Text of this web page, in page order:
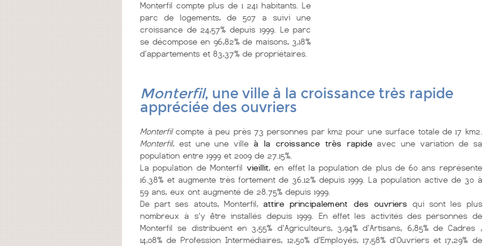
Monterfil compte plus de 1 241 habitants. Le
parc de logements, de 507 a suivi une
croissance de 24,57% depuis 1999. Le parc
se décompose en 96,82% de maisons, 3,18%
d'appartements et 83,37% de propriétaires.
Monterfil, une ville à la croissance très rapide
appréciée des ouvriers
Monterfilcompte à peu près 73 personnes par km2 pour une surface totale de 17 km2.
Monterfil, est une une villeà la croissance très rapideavec une variation de sa
population entre 1999 et 2009 de 27.15%.
La population de Monterfil vieillit, en effet la population de plus de 60 ans représente
16.38% et augmente très fortement de 36.12% depuis 1999. La population active de 30 à
59 ans, eux ont augmenté de 28.75% depuis 1999.
De part ses atouts, Monterfil,attire principalement des ouvriers qui sont les plus
nombreux à s'y être installés depuis 1999. En effet les activités des personnes de
Monterfil se distribuent en 3,55% d'Agriculteurs, 3,94% d'Artisans, 6,85% de Cadres ,
14,08% de Profession Intermédiaires, 12,50% d'Employés, 17,58% d'Ouvriers et 17,29% de